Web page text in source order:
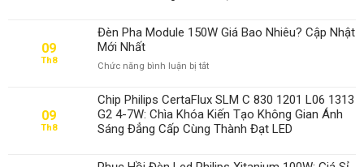
Tiết
Không?
09
Th8
Đèn Pha Module 150W Giá Bao Nhiêu? Cập Nhật
Mới Nhất
Chức năng bình luận bị tắtở
Pha
Module
150W
Giá
Nhiêu?
09
Th8
Chip Philips CertaFlux SLM C 830 1201 L06 1313
G2 4-7W: Chìa Khóa Kiến Tạo Không Gian Ánh
Sáng Đẳng Cấp Cùng Thành Đạt LED